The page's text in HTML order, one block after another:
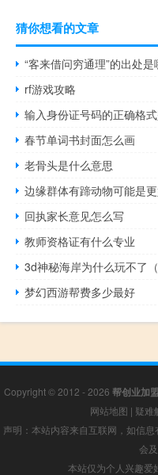
猜你想看的文章
“客来借问穷通理”的出处是
rf游戏攻略
输入身份证号码的正确格
春节单词书封面怎么画
老骨头是什么意思
边缘群体有蹄动物可能是
回执家长意见怎么写
教师资格证有什么专业
3d神秘海岸为什么玩不了
梦幻西游帮费多少最好
Copyright © 2012 - 2026 帮创业加
网站地图 | 疑难
声明：本站内容来自互联网，如信
会
本站仅为个人兴趣爱